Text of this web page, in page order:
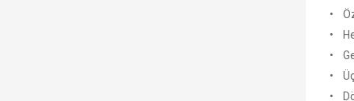
•
•
•
•
•